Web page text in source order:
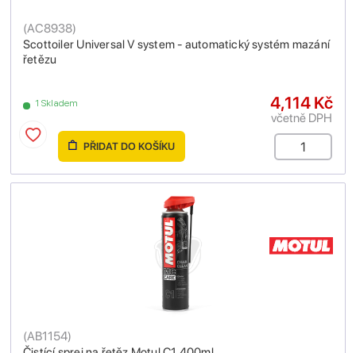
Scottoiler Universal V system - automatický systém mazání
řetězu
(AC8938)
1 Skladem 4,114 Kč
včetně DPH
PŘIDAT DO KOŠÍKU
(AB1154)